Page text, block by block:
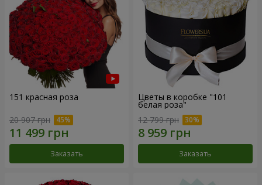
151 красная роза
20 907 грн
Заказать
Цветы в коробке "101
белая роза"
12 799 грн
Заказать